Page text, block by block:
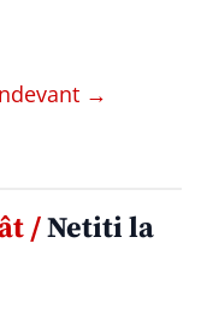
→
/Netiti la